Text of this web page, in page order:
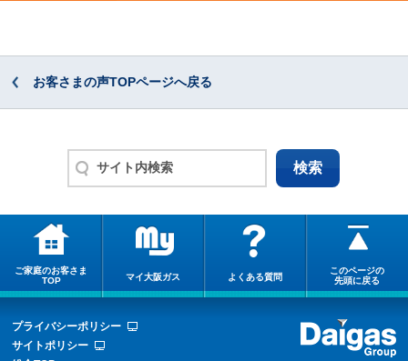
お客さまの声TOPページへ戻る
ご家庭のお客さま
TOP
マイ大阪ガス よくある質問
このページの
先頭に戻る
プライバシーポリシー
サイトポリシー